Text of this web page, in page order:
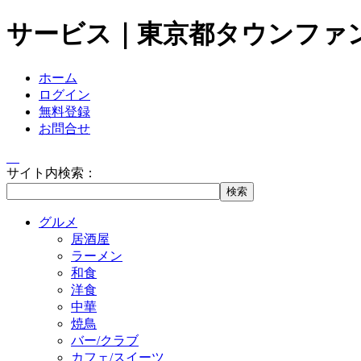
サービス｜東京都タウンファ
ホーム
ログイン
無料登録
お問合せ
サイト内検索：
グルメ
居酒屋
ラーメン
和食
洋食
中華
焼鳥
バー/クラブ
カフェ/スイーツ